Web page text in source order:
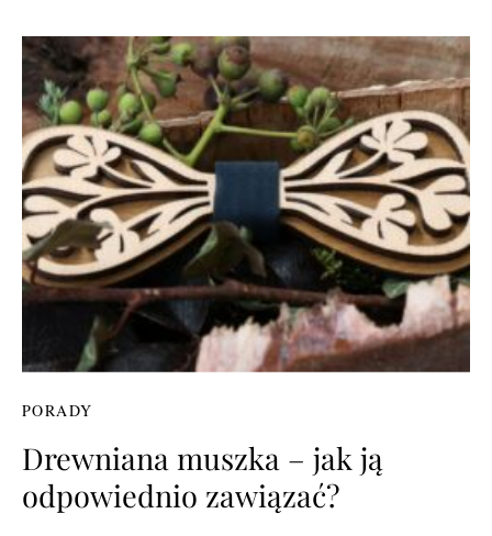
PORADY
Drewniana muszka – jak ją
odpowiednio zawiązać?